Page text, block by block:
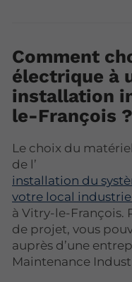
Comment
électrique à
installation
le-François ?
Le choix du
de l’
installation du
votre local
à Vitry-le-François.
de projet, vous
auprès d’une
Maintenance